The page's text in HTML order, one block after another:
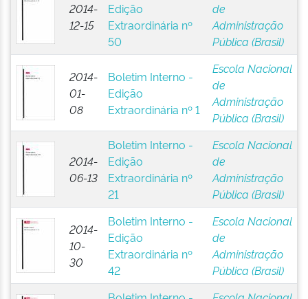
2014-
12-15
Edição
Extraordinária nº
50
de
Administração
Pública (Brasil)
2014-
01-
08
Boletim Interno -
Edição
Extraordinária nº 1
Escola Nacional
de
Administração
Pública (Brasil)
2014-
06-13
Boletim Interno -
Edição
Extraordinária nº
21
Escola Nacional
de
Administração
Pública (Brasil)
2014-
10-
30
Boletim Interno -
Edição
Extraordinária nº
42
Escola Nacional
de
Administração
Pública (Brasil)